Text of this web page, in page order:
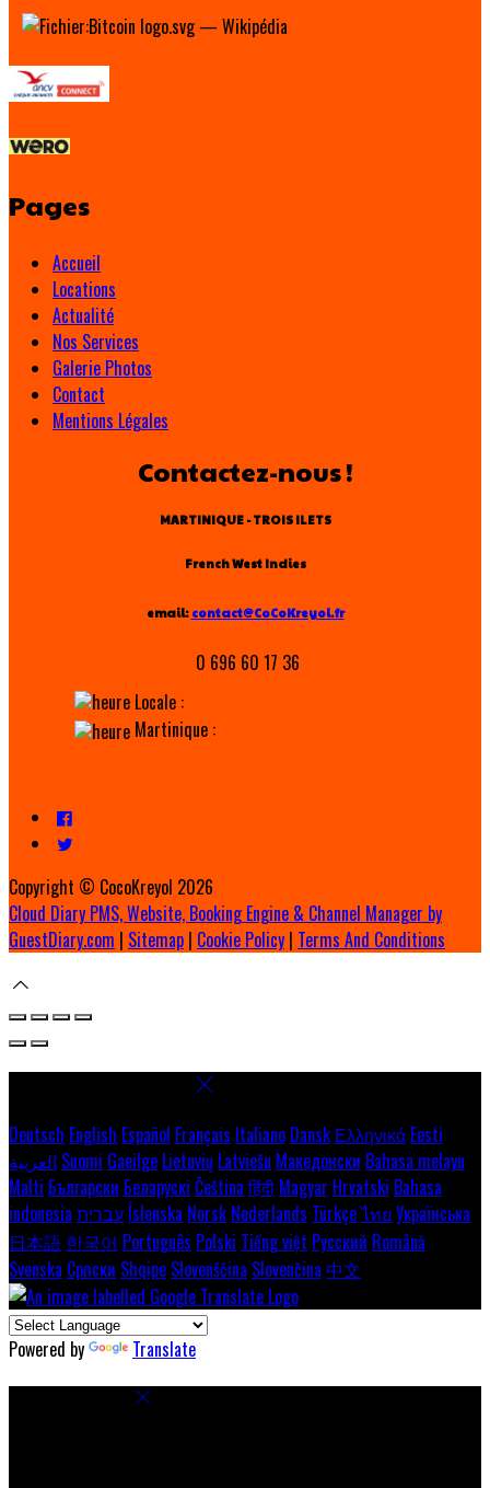
Pages
Accueil
Locations
Actualité
Nos Services
Galerie Photos
Contact
Mentions Légales
Contactez-nous !
MARTINIQUE - TROIS ILETS
French West Indies
email: contact@CoCoKreyol.fr
0 696 60 17 36
Locale :
Martinique :
Copyright © CocoKreyol 2026
Cloud Diary PMS, Website, Booking Engine & Channel Manager by
GuestDiary.com | Sitemap | Cookie Policy | Terms And Conditions
Deutsch English Español Français Italiano Dansk Ελληνικά Eesti
العربية Suomi Gaeilge Lietuvių Latviešu Македонски Bahasa melayu
Malti Български Беларускі Čeština हिंदी Magyar Hrvatski Bahasa
indonesia עברית Íslenska Norsk Nederlands Türkçeไทย Українська
日本語 한국어 Português Polski Tiếng việt Русский Română
Svenska Српски Shqipe Slovenščina Slovenčina 中文
Powered by Translate